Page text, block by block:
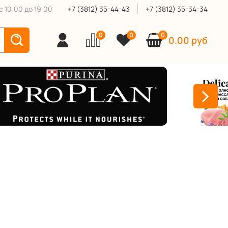
10:00 до 19:00 +7 (3812) 35-44-43 +7 (3812) 35-34-34
0 0 0 0.00 руб